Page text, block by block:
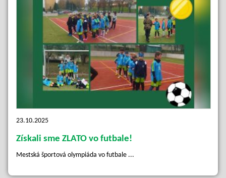
23.10.2025
Získali sme ZLATO vo futbale!
Mestská športová olympiáda vo futbale ...